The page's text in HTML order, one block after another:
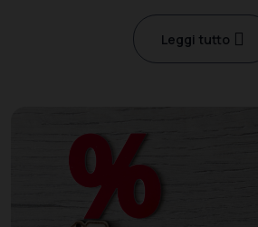
Leggi tutto